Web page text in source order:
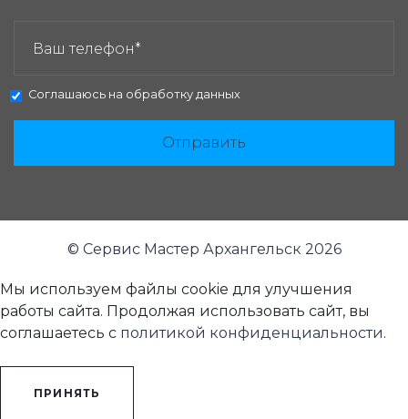
Соглашаюсь на обработку данных
Отправить
© Сервис Мастер Архангельск 2026
Мы используем файлы cookie для улучшения
работы сайта. Продолжая использовать сайт, вы
соглашаетесь с политикой конфиденциальности.
ПРИНЯТЬ